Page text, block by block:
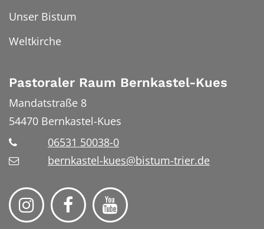
Unser Bistum
Weltkirche
Pastoraler Raum Bernkastel-Kues
Mandatstraße 8
54470 Bernkastel-Kues
06531 50038-0
bernkastel-kues@bistum-trier.de